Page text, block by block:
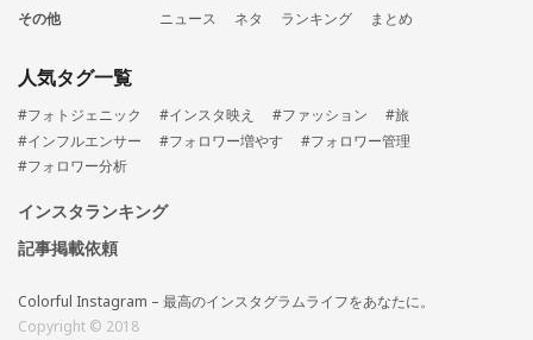
その他
ニュース ネタ ランキング まとめ
人気タグ一覧
#フォトジェニック #インスタ映え #ファッション
#旅
#インフルエンサー
#フォロワー増やす
#フォロワー管理
#フォロワー分析
インスタランキング
記事掲載依頼
Colorful Instagram – 最高のインスタグラムライフをあなたに。
Copyright © 2018